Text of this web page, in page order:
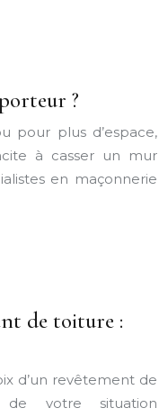
?
pour plus d’espace,
à casser un mur
en maçonnerie
de toiture :
d’un revêtement de
votre situation